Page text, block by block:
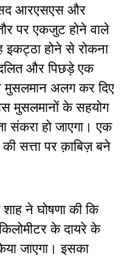
आरएसएस और
पर एकजुट होने वाले
होने से रोकना
दलित और पिछड़े एक
अलग कर दिए
मुसलमानों के सहयोग
संकरा हो जाएगा। एक
सत्ता पर क़ाबिज़ बने
ने घोषणा की कि
के दायरे के
जाएगा। इसका